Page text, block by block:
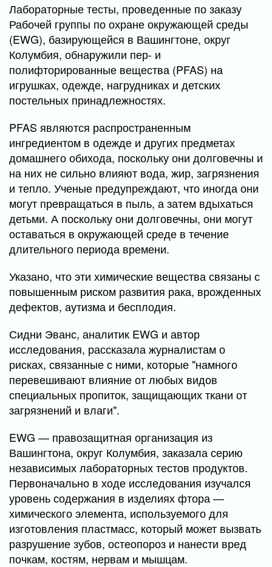
Лабораторные тесты, проведенные по заказу
Рабочей группы по охране окружающей среды
(EWG), базирующейся в Вашингтоне, округ
Колумбия, обнаружили пер- и
полифторированные вещества (PFAS) на
игрушках, одежде, нагрудниках и детских
постельных принадлежностях.
PFAS являются распространенным
ингредиентом в одежде и других предметах
домашнего обихода, поскольку они долговечны и
на них не сильно влияют вода, жир, загрязнения
и тепло. Ученые предупреждают, что иногда они
могут превращаться в пыль, а затем вдыхаться
детьми. А поскольку они долговечны, они могут
оставаться в окружающей среде в течение
длительного периода времени.
Указано, что эти химические вещества связаны с
повышенным риском развития рака, врожденных
дефектов, аутизма и бесплодия.
Сидни Эванс, аналитик EWG и автор
исследования, рассказала журналистам о
рисках, связанные с ними, которые "намного
перевешивают влияние от любых видов
специальных пропиток, защищающих ткани от
загрязнений и влаги".
EWG — правозащитная организация из
Вашингтона, округ Колумбия, заказала серию
независимых лабораторных тестов продуктов.
Первоначально в ходе исследования изучался
уровень содержания в изделиях фтора —
химического элемента, используемого для
изготовления пластмасс, который может вызвать
разрушение зубов, остеопороз и нанести вред
почкам, костям, нервам и мышцам.